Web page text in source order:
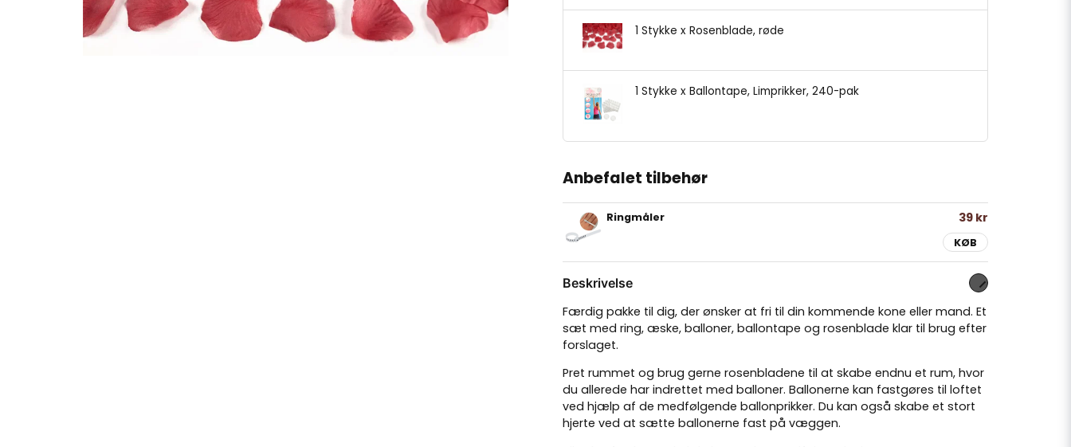
1 Stykke x Rosenblade, røde
1 Stykke x Ballontape, Limprikker, 240-pak
Anbefalet tilbehør
Ringmåler 39 kr
KØB
Beskrivelse
Færdig pakke til dig, der ønsker at fri til din kommende kone eller mand. Et
sæt med ring, æske, balloner, ballontape og rosenblade klar til brug efter
forslaget.
Pret rummet og brug gerne rosenbladene til at skabe endnu et rum, hvor
du allerede har indrettet med balloner. Ballonerne kan fastgøres til loftet
ved hjælp af de medfølgende ballonprikker. Du kan også skabe et stort
hjerte ved at sætte ballonerne fast på væggen.